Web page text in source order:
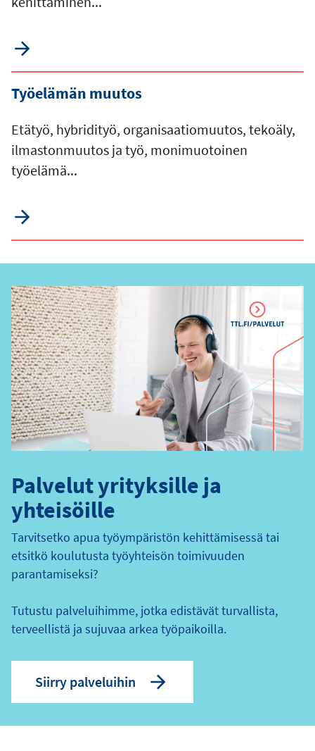
Työelämän muutos
Etätyö, hybridityö, organisaatiomuutos, tekoäly,
ilmastonmuutos ja työ, monimuotoinen
työelämä...
Palvelut yrityksille ja
yhteisöille
Tarvitsetko apua työympäristön kehittämisessä tai
etsitkö koulutusta työyhteisön toimivuuden
parantamiseksi?
Tutustu palveluihimme, jotka edistävät turvallista,
terveellistä ja sujuvaa arkea työpaikoilla.
Siirry palveluihin